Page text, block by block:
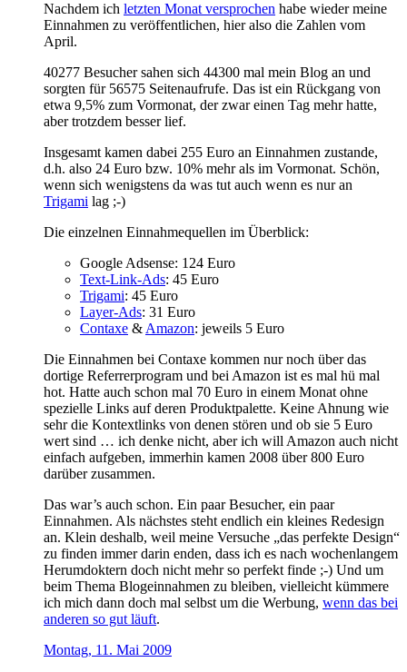
Nachdem ich letzten Monat versprochen habe wieder meine
Einnahmen zu veröffentlichen, hier also die Zahlen vom
April.
40277 Besucher sahen sich 44300 mal mein Blog an und
sorgten für 56575 Seitenaufrufe. Das ist ein Rückgang von
etwa 9,5% zum Vormonat, der zwar einen Tag mehr hatte,
aber trotzdem besser lief.
Insgesamt kamen dabei 255 Euro an Einnahmen zustande,
d.h. also 24 Euro bzw. 10% mehr als im Vormonat. Schön,
wenn sich wenigstens da was tut auch wenn es nur an
Trigami lag ;-)
Die einzelnen Einnahmequellen im Überblick:
Google Adsense: 124 Euro
Text-Link-Ads: 45 Euro
Trigami: 45 Euro
Layer-Ads: 31 Euro
Contaxe & Amazon: jeweils 5 Euro
Die Einnahmen bei Contaxe kommen nur noch über das
dortige Referrerprogram und bei Amazon ist es mal hü mal
hot. Hatte auch schon mal 70 Euro in einem Monat ohne
spezielle Links auf deren Produktpalette. Keine Ahnung wie
sehr die Kontextlinks von denen stören und ob sie 5 Euro
wert sind … ich denke nicht, aber ich will Amazon auch nicht
einfach aufgeben, immerhin kamen 2008 über 800 Euro
darüber zusammen.
Das war’s auch schon. Ein paar Besucher, ein paar
Einnahmen. Als nächstes steht endlich ein kleines Redesign
an. Klein deshalb, weil meine Versuche „das perfekte Design“
zu finden immer darin enden, dass ich es nach wochenlangem
Herumdoktern doch nicht mehr so perfekt finde ;-) Und um
beim Thema Blogeinnahmen zu bleiben, vielleicht kümmere
ich mich dann doch mal selbst um die Werbung, wenn das bei
anderen so gut läuft.
Montag, 11. Mai 2009